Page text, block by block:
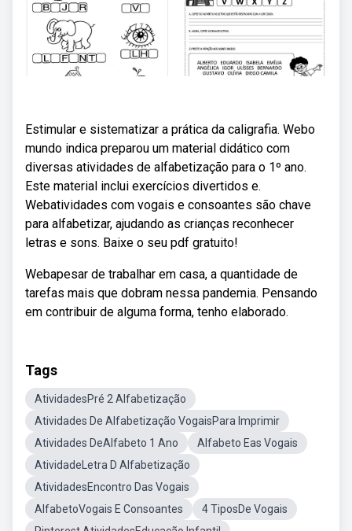
Estimular e sistematizar a prática da caligrafia. Webo
mundo indica preparou um material didático com
diversas atividades de alfabetização para o 1º ano.
Este material inclui exercícios divertidos e.
Webatividades com vogais e consoantes são chave
para alfabetizar, ajudando as crianças reconhecer
letras e sons. Baixe o seu pdf gratuito!
Webapesar de trabalhar em casa, a quantidade de
tarefas mais que dobram nessa pandemia. Pensando
em contribuir de alguma forma, tenho elaborado.
Tags
AtividadesPré 2 Alfabetização
Atividades De Alfabetização VogaisPara Imprimir
Atividades DeAlfabeto 1 Ano
Alfabeto Eas Vogais
AtividadeLetra D Alfabetização
AtividadesEncontro Das Vogais
AlfabetoVogais E Consoantes
4 TiposDe Vogais